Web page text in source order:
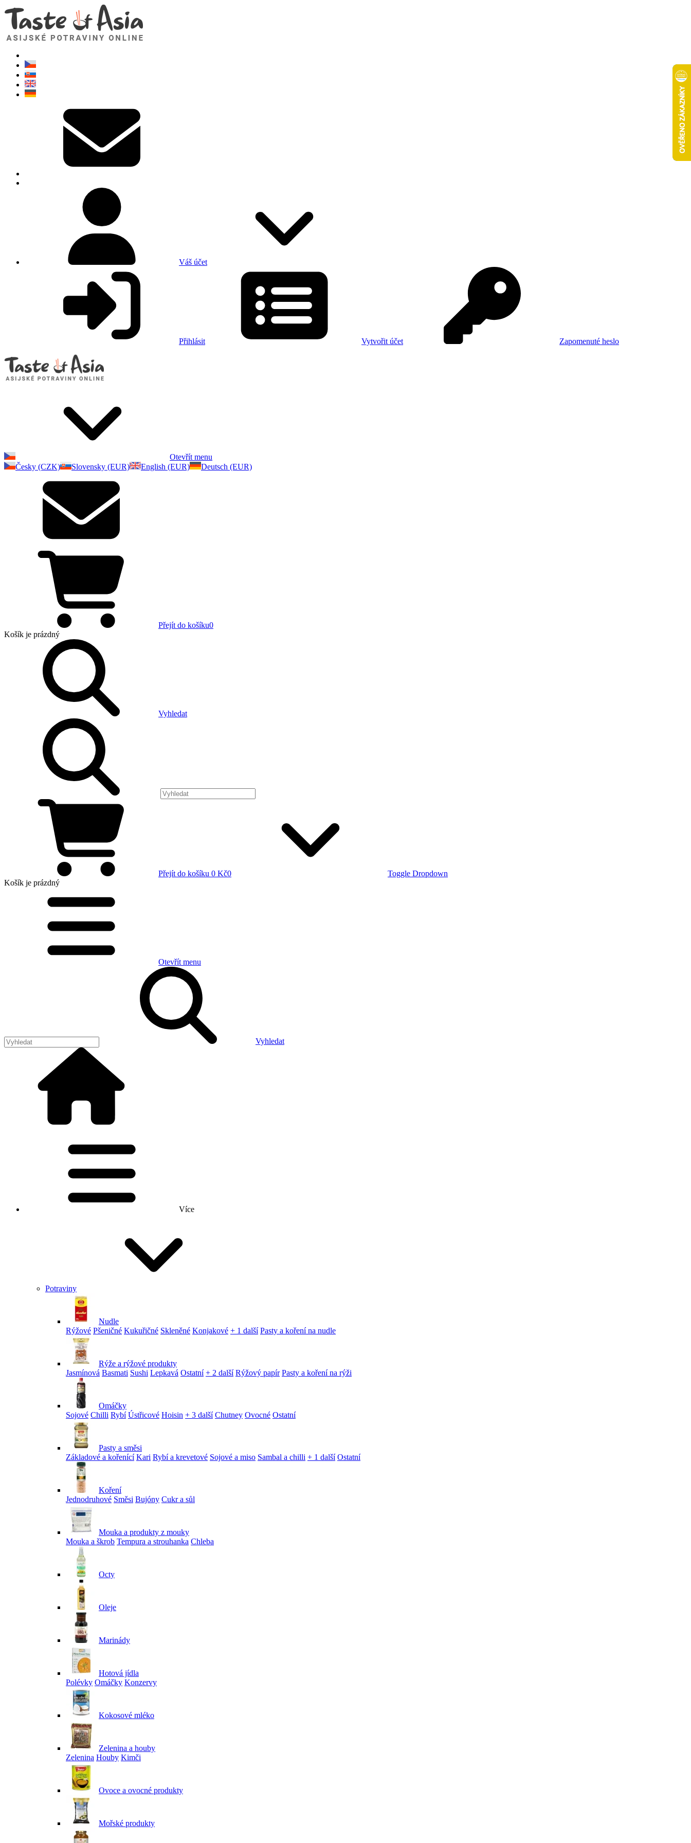
Váš účet
Přihlásit Vytvořit účet Zapomenuté heslo
Otevřít menu
Česky (CZK)
Slovensky (EUR) English (EUR) Deutsch (EUR)
Přejít do košíku0
Košík je prázdný
Vyhledat
Přejít do košíku 0 Kč0
Toggle Dropdown
Košík je prázdný
Otevřít menu
Vyhledat
Více
Potraviny
Nudle
Rýžové Pšeničné Kukuřičné Skleněné Konjakové + 1 další Pasty a koření na nudle
Rýže a rýžové produkty
Jasmínová Basmati Sushi Lepkavá Ostatní + 2 další Rýžový papír Pasty a koření na rýži
Omáčky
Sojové Chilli Rybí Ústřicové Hoisin + 3 další Chutney Ovocné Ostatní
Pasty a směsi
Základové a kořenící Kari Rybí a krevetové Sojové a miso Sambal a chilli + 1 další Ostatní
Koření
Jednodruhové Směsi Bujóny Cukr a sůl
Mouka a produkty z mouky
Mouka a škrob Tempura a strouhanka Chleba
Octy
Oleje
Marinády
Hotová jídla
Polévky Omáčky Konzervy
Kokosové mléko
Zelenina a houby
Zelenina Houby Kimči
Ovoce a ovocné produkty
Mořské produkty